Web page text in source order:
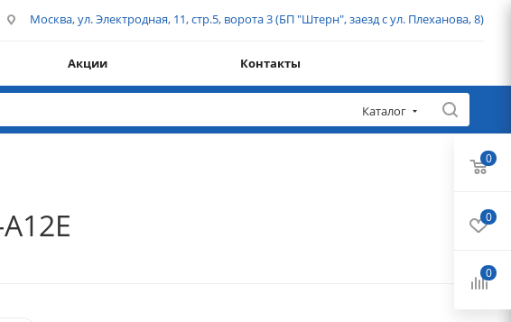
Москва, ул. Электродная, 11, стр.5, ворота 3 (БП "Штерн", заезд с ул. Плеханова, 8)
Акции Контакты
Каталог
0
0
0